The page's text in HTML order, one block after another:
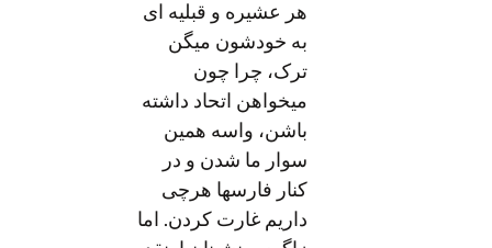
هر عشیره و قبلیه ای
به خودشون میگن
ترک، چرا چون
میخواهن اتحاد داشته
باشن، واسه همین
سوار ما شدن و در
کنار فارسها هرچی
داریم غارت کردن. اما